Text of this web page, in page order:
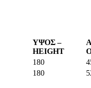
ΥΨΟΣ –
HEIGHT
180
180